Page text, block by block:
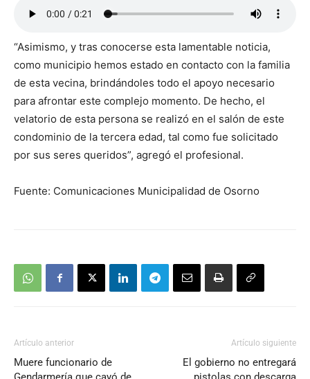
“Asimismo, y tras conocerse esta lamentable noticia,
como municipio hemos estado en contacto con la familia
de esta vecina, brindándoles todo el apoyo necesario
para afrontar este complejo momento. De hecho, el
velatorio de esta persona se realizó en el salón de este
condominio de la tercera edad, tal como fue solicitado
por sus seres queridos”, agregó el profesional.
Fuente: Comunicaciones Municipalidad de Osorno
Artículo anterior
Muere funcionario de
Artículo siguiente
El gobierno no entregará